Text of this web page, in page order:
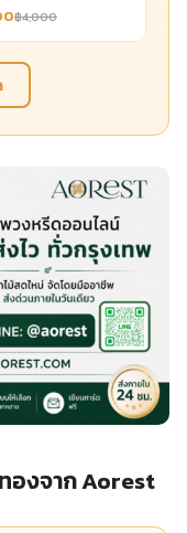
฿4,000
องจาก Aorest